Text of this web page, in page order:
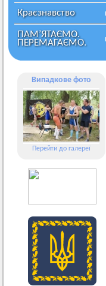
Краєзнавство
ПАМ’ЯТАЄМО.
ПЕРЕМАГАЄМО.
Випадкове фото
Перейти до галереї